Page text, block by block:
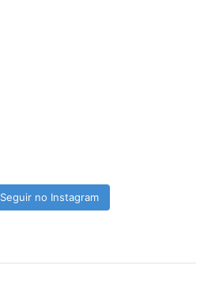
Seguir no Instagram